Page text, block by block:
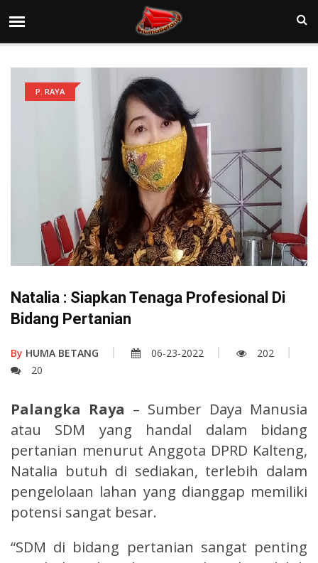
P. RAYA
Natalia : Siapkan Tenaga Profesional Di
Bidang Pertanian
By HUMA BETANG 06-23-2022
202
20
Palangka Raya – Sumber Daya Manusia
atau SDM yang handal dalam bidang
pertanian menurut Anggota DPRD Kalteng,
Natalia butuh di sediakan, terlebih dalam
pengelolaan lahan yang dianggap memiliki
potensi sangat besar.
“SDM di bidang pertanian sangat penting